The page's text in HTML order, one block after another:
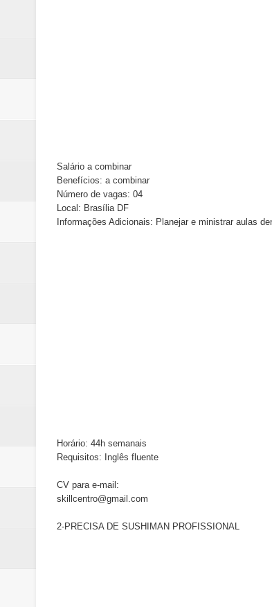
Salário a combinar
Benefícios: a combinar
Número de vagas: 04
Local: Brasília DF
Informações Adicionais: Planejar e ministrar aulas
Horário: 44h semanais
Requisitos: Inglês fluente
CV para e-mail:
skillcentro@gmail.com
2-PRECISA DE SUSHIMAN PROFISSIONAL